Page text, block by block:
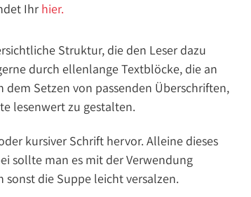
Ihr hier.
Struktur, die den Leser dazu
durch ellenlange Textblöcke, die an
Setzen von passenden Überschriften,
lesenwert zu gestalten.
kursiver Schrift hervor. Alleine dieses
sollte man es mit der Verwendung
die Suppe leicht versalzen.